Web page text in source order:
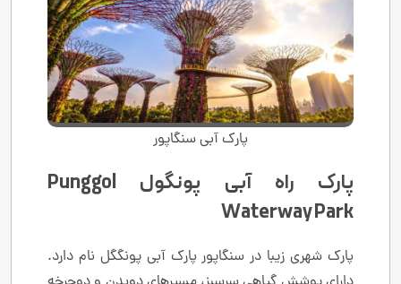
پارک آبی سنگاپور
پارک راه آبی پونگول Punggol
Waterway Park
پارک شهری زیبا در سنگاپور پارک آبی پونگگل نام دارد.